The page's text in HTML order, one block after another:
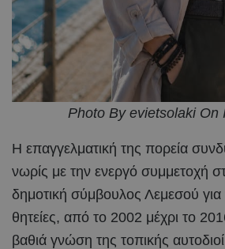
Photo By evietsolaki On
Η επαγγελματική της πορεία
νωρίς με την ενεργό συμμετοχή
δημοτική σύμβουλος Λεμεσού για
θητείες, από το 2002 μέχρι το
βαθιά γνώση της τοπικής